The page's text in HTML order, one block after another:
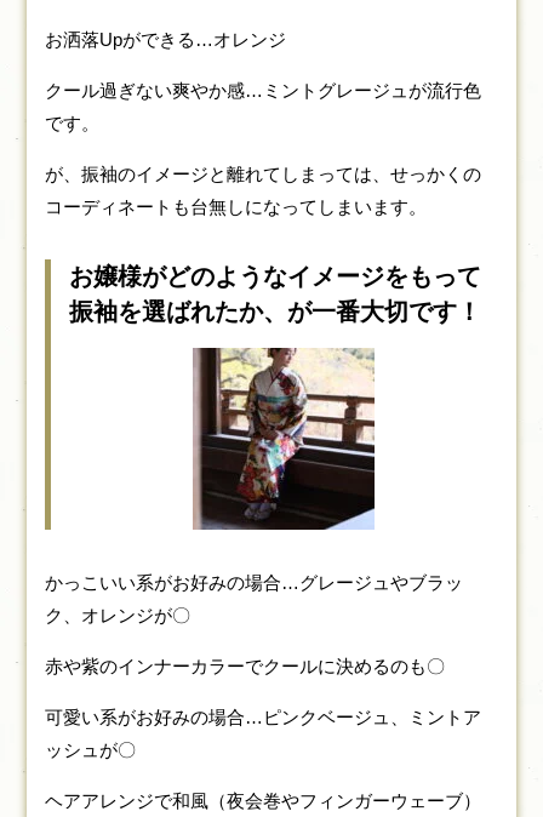
お洒落Upができる…オレンジ
クール過ぎない爽やか感…ミントグレージュが流行色
です。
が、振袖のイメージと離れてしまっては、せっかくの
コーディネートも台無しになってしまいます。
お嬢様がどのようなイメージをもって
振袖を選ばれたか、が一番大切です！
かっこいい系がお好みの場合…グレージュやブラッ
ク、オレンジが〇
赤や紫のインナーカラーでクールに決めるのも〇
可愛い系がお好みの場合…ピンクベージュ、ミントア
ッシュが〇
ヘアアレンジで和風（夜会巻やフィンガーウェーブ）